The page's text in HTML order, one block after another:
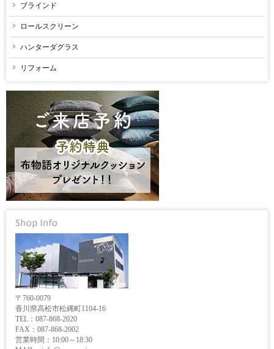
ブラインド
ロールスクリーン
ハンターダグラス
リフォーム
〒760-0079
香川県高松市松縄町1104-16
TEL：087-868-2020
FAX：087-868-2002
営業時間：10:00～18:30